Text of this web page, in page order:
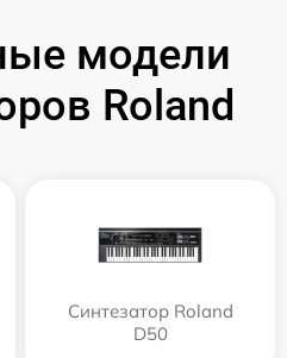
модели
Roland
Синтезатор Roland
D50